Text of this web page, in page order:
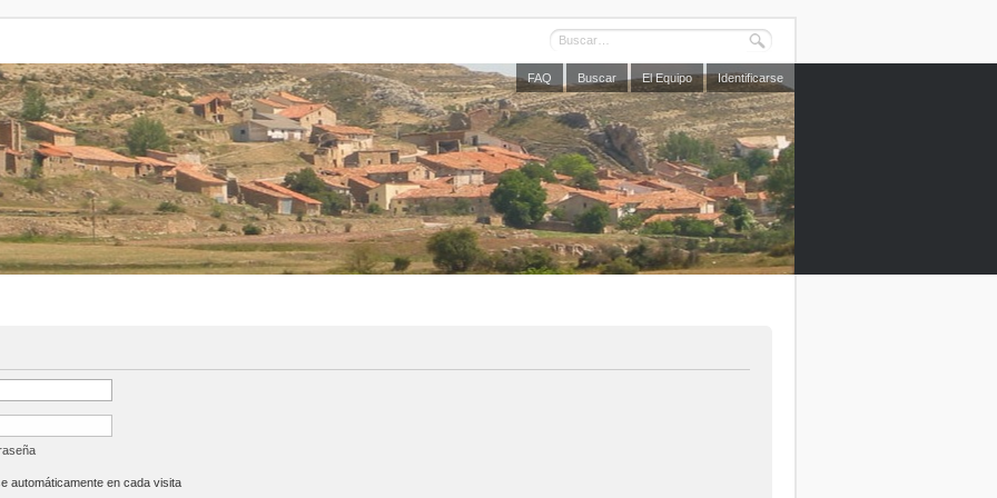
FAQ Buscar El Equipo Identificarse
automáticamente en cada visita